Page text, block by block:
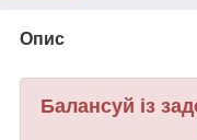
Опис
Балансуй із